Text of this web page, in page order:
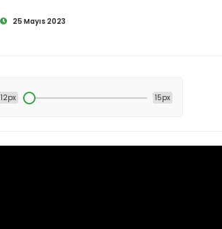
25 Mayıs 2023
12px 15px